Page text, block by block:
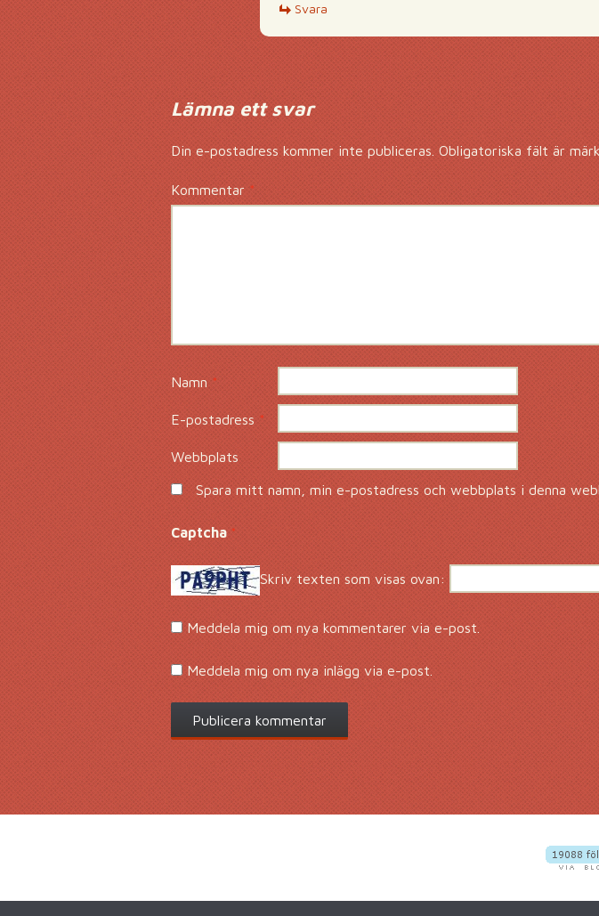
Svara
Lämna ett svar
Din e-postadress kommer inte publiceras. Obligatoriska fält är
Kommentar*
Namn*
E-postadress*
Webbplats
Spara mitt namn, min e-postadress och webbplats i denna
Captcha*
Skriv texten som visas ovan:
Meddela mig om nya kommentarer via e-post.
Meddela mig om nya inlägg via e-post.